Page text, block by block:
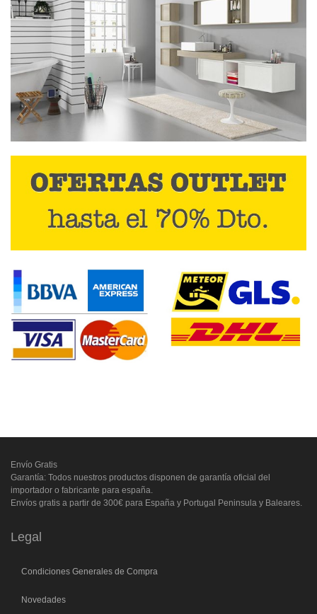
Envío Gratis
Garantía: Todos nuestros productos disponen de garantía oficial del
importador o fabricante para españa.
Envíos gratis a partir de 300€ para España y Portugal Peninsula y Baleares.
Legal
Condiciones Generales de Compra
Novedades